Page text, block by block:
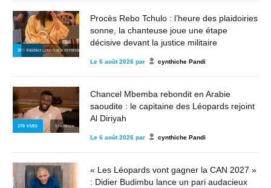
299 VUES
© AGENCE CONGOLAISE DE PRESSE
Procès Rebo Tchulo : l’heure des plaidoiries
sonne, la chanteuse joue une étape
décisive devant la justice militaire
Le 6 août 2026 par cynthiche Pandi
270 VUES © FACEBOOK
Chancel Mbemba rebondit en Arabie
saoudite : le capitaine des Léopards rejoint
Al Diriyah
Le 6 août 2026 par cynthiche Pandi
« Les Léopards vont gagner la CAN 2027 »
: Didier Budimbu lance un pari audacieux